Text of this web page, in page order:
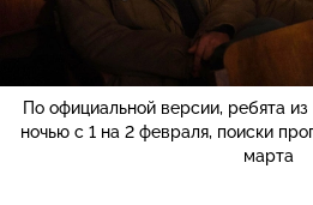
По официальной версии, ребята
ночью с 1 на 2 февраля, поиски
марта